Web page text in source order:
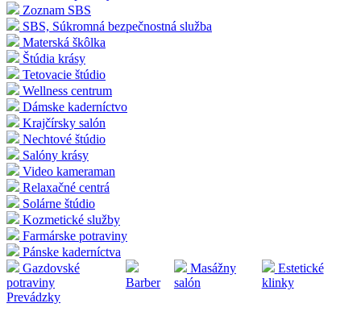
Zoznam SBS
SBS, Súkromná bezpečnostná služba
Materská škôlka
Štúdia krásy
Tetovacie štúdio
Wellness centrum
Dámske kaderníctvo
Krajčírsky salón
Nechtové štúdio
Salóny krásy
Video kameraman
Relaxačné centrá
Solárne štúdio
Kozmetické služby
Farmárske potraviny
Pánske kaderníctva
Gazdovské
potraviny
Barber
Masážny
salón
Estetické
klinky
Prevádzky